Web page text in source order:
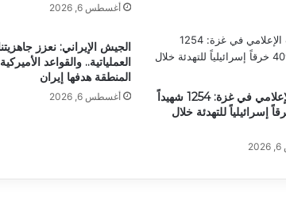
أغسطس 6, 2026
المكتب الإعلامي في غزة: 1254 شهيداً
خرقاً إسرائيلياً للتهدئة خلال
الجيش الإيراني: نعزز
العملياتية.. والقواعد
المنطقة هدفها إيران
أغسطس 6, 2026